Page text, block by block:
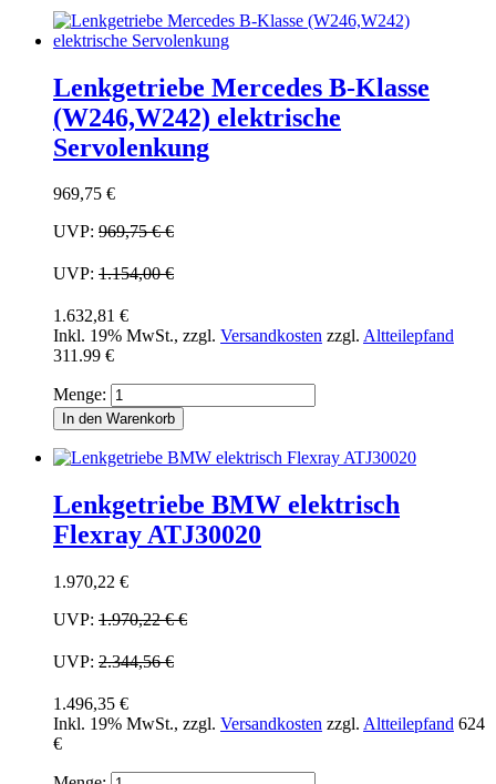
Lenkgetriebe Mercedes B-Klasse
(W246,W242) elektrische
Servolenkung
969,75 €
UVP: 969,75 €€
UVP: 1.154,00 €
1.632,81 €
Inkl. 19% MwSt., zzgl. Versandkosten zzgl. Altteilepfand
311.99 €
Menge:
In den Warenkorb
Lenkgetriebe BMW elektrisch
Flexray ATJ30020
1.970,22 €
UVP: 1.970,22 €€
UVP: 2.344,56 €
1.496,35 €
Inkl. 19% MwSt., zzgl. Versandkosten zzgl. Altteilepfand 624
€